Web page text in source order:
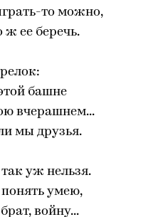
то можно,
ж ее беречь.
башне
вчерашнем...
мы друзья.
уж нельзя.
умею,
войну...